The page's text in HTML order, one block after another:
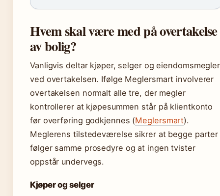
Hvem skal være med på overtakelse
av bolig?
Vanligvis deltar kjøper, selger og eiendomsmegler
ved overtakelsen. Ifølge Meglersmart involverer
overtakelsen normalt alle tre, der megler
kontrollerer at kjøpesummen står på klientkonto
før overføring godkjennes (Meglersmart).
Meglerens tilstedeværelse sikrer at begge parter
følger samme prosedyre og at ingen tvister
oppstår undervegs.
Kjøper og selger